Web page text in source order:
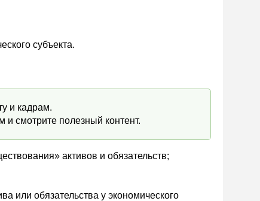
субъекта.
и кадрам.
и смотрите полезный контент.
активов и обязательств;
или обязательства у экономического